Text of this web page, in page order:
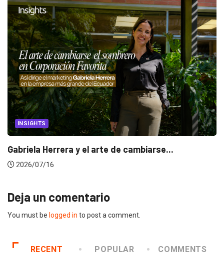
INSIGHTS
Gabriela Herrera y el arte de cambiarse...
2026/07/16
Deja un comentario
You must be logged in to post a comment.
RECENT POPULAR COMMENTS